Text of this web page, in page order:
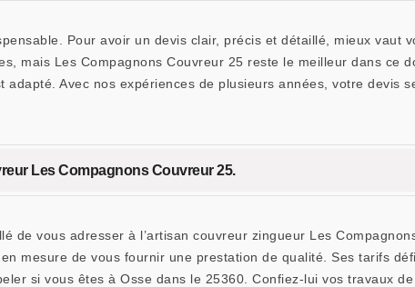
Pour avoir un devis clair, précis et détaillé, mieux vaut
mais Les Compagnons Couvreur 25 reste le meilleur dans ce
Avec nos expériences de plusieurs années, votre devis
Les Compagnons Couvreur 25.
de vous adresser à l’artisan couvreur zingueur Les
mesure de vous fournir une prestation de qualité. Ses tarifs
si vous êtes à Osse dans le 25360. Confiez-lui vos travaux de